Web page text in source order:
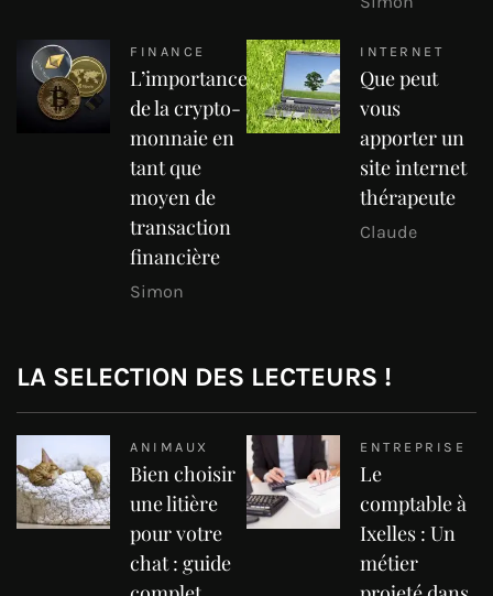
FINANCE
L’importance
de la crypto-
monnaie en
tant que
moyen de
transaction
financière
Simon
INTERNET
Que peut
vous
apporter un
site internet
thérapeute
Claude
LA SELECTION DES LECTEURS !
ANIMAUX
Bien choisir
une litière
pour votre
chat : guide
ENTREPRISE
Le
comptable à
Ixelles : Un
métier